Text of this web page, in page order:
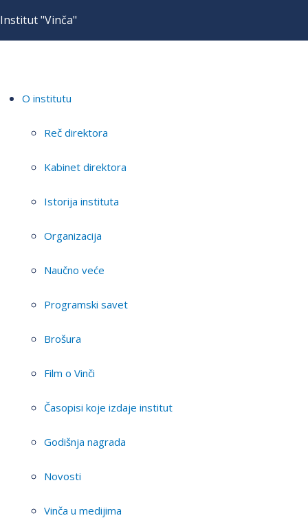
Institut "Vinča"
O institutu
Reč direktora
Kabinet direktora
Istorija instituta
Organizacija
Naučno veće
Programski savet
Brošura
Film o Vinči
Časopisi koje izdaje institut
Godišnja nagrada
Novosti
Vinča u medijima